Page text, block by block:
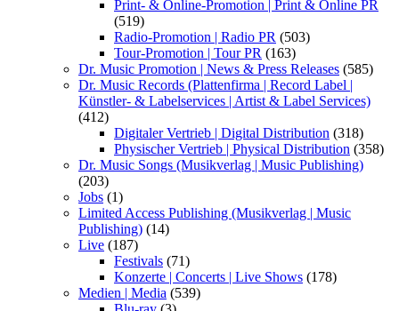
Print- & Online-Promotion | Print & Online PR
(519)
Radio-Promotion | Radio PR (503)
Tour-Promotion | Tour PR (163)
Dr. Music Promotion | News & Press Releases (585)
Dr. Music Records (Plattenfirma | Record Label |
Künstler- & Labelservices | Artist & Label Services)
(412)
Digitaler Vertrieb | Digital Distribution (318)
Physischer Vertrieb | Physical Distribution (358)
Dr. Music Songs (Musikverlag | Music Publishing)
(203)
Jobs (1)
Limited Access Publishing (Musikverlag | Music
Publishing) (14)
Live (187)
Festivals (71)
Konzerte | Concerts | Live Shows (178)
Medien | Media (539)